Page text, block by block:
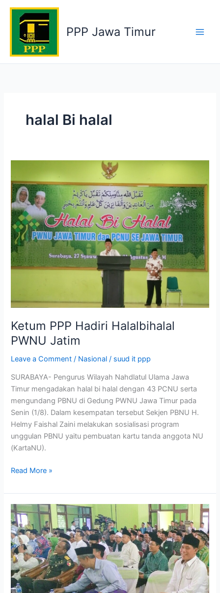
Skip
content
PPP Jawa Timur
halal Bi halal
Ketum PPP Hadiri Halalbihalal
PWNU Jatim
Leave a Comment / Nasional / suud it ppp
SURABAYA- Pengurus Wilayah Nahdlatul Ulama Jawa
Timur mengadakan halal bi halal dengan 43 PCNU serta
mengundang PBNU di Gedung PWNU Jawa Timur pada
Senin (1/8). Dalam kesempatan tersebut Sekjen PBNU H.
Helmy Faishal Zaini melakukan sosialisasi program
unggulan PBNU yaitu pembuatan kartu tanda anggota NU
(KartaNU).
PPP
Hadiri
Halalbihalal
PWNU
Jatim
Read More »
PPP
Hadiri
Halalbihalal
PWNU
Jatim